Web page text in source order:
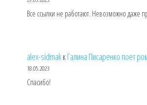
Все ссылки не работают. Невозможно даже
alex-sidmakкГалина Писаренко поет
18.05.2023
Спасибо!